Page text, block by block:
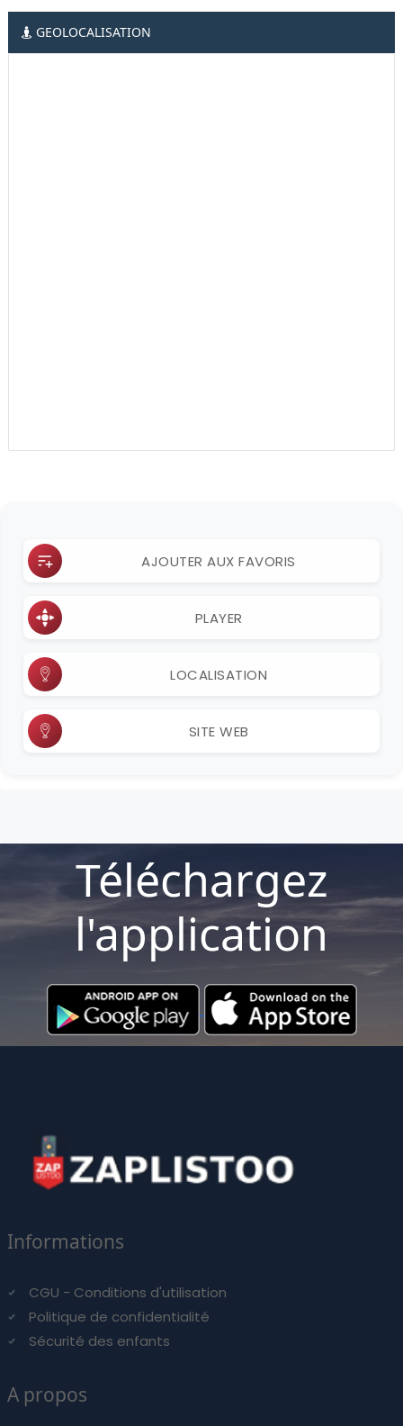
GEOLOCALISATION
AJOUTER AUX FAVORIS
PLAYER
LOCALISATION
SITE WEB
Téléchargez
l'application
Informations
CGU - Conditions d'utilisation
Politique de confidentialité
Sécurité des enfants
A propos